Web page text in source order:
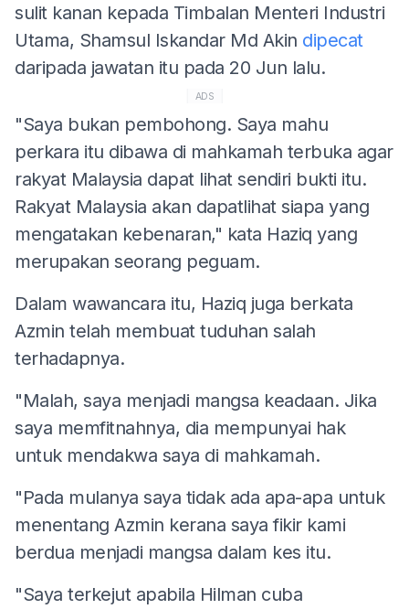
sulit kanan kepada Timbalan Menteri Industri
Utama, Shamsul Iskandar Md Akin dipecat
daripada jawatan itu pada 20 Jun lalu.
ADS
"Saya bukan pembohong. Saya mahu
perkara itu dibawa di mahkamah terbuka agar
rakyat Malaysia dapat lihat sendiri bukti itu.
Rakyat Malaysia akan dapatlihat siapa yang
mengatakan kebenaran," kata Haziq yang
merupakan seorang peguam.
Dalam wawancara itu, Haziq juga berkata
Azmin telah membuat tuduhan salah
terhadapnya.
"Malah, saya menjadi mangsa keadaan. Jika
saya memfitnahnya, dia mempunyai hak
untuk mendakwa saya di mahkamah.
"Pada mulanya saya tidak ada apa-apa untuk
menentang Azmin kerana saya fikir kami
berdua menjadi mangsa dalam kes itu.
"Saya terkejut apabila Hilman cuba